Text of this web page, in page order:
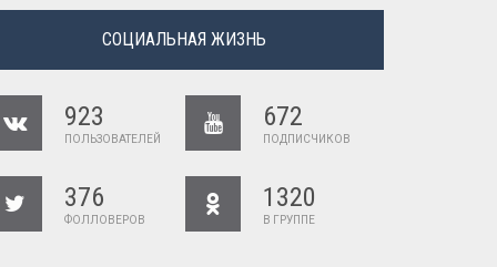
СОЦИАЛЬНАЯ ЖИЗНЬ
923
ПОЛЬЗОВАТЕЛЕЙ
672
ПОДПИСЧИКОВ
376
ФОЛЛОВЕРОВ
1320
В ГРУППЕ